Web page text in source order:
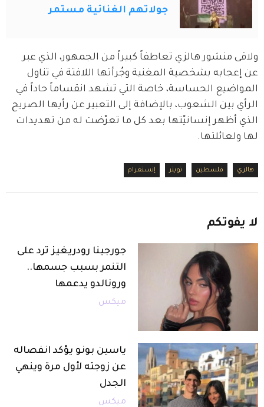
جولاتهم الغنائية مستمر
ولاقى منشور هالزي تعاطفاً كبيراً من الجمهور، الذي عبر
عن إعجابه بشخصية المغنية وجُرأتها اللافتة في تناول
المواضيع الحساسة، خاصة التي تشهد انقساماً حاداً في
الرأي بين الشعوب، بالإضافة إلى التعبير عن رأيها الصريح
الذي أظهر إنسانيّتها بعد كل ما تعرّضت له من تهديدات
لها ولعائلتها.
هالزي فلسطين تويتر إنستغرام
لا يفوتكم
جورجينا رودريغيز ترد على
التنمر بسبب جسمها..
ورونالدو يدعمها
ميكس
ياسين بونو يؤكد انفصاله
عن زوجته لأول مرة وينهي
الجدل
ميكس